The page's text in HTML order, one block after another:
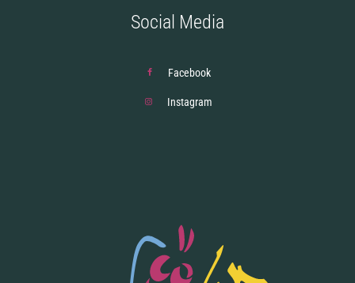
Social Media
Facebook
Instagram